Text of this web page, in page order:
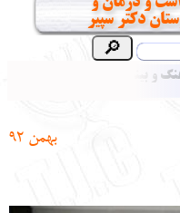
دکتر سپیر
و بینش یهود
بهمن 92